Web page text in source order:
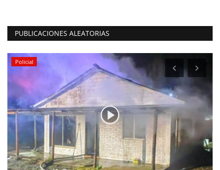
PUBLICACIONES ALEATORIAS
Policial